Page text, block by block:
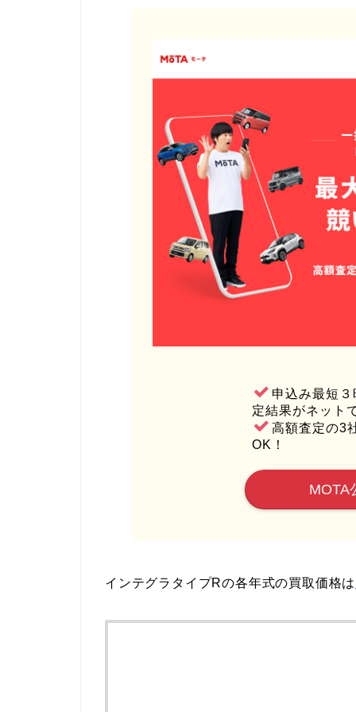
申込み最短
定結果がネット
高額査定の3
OK！
MOTA
インテグラタイプRの各年式の買取価格は